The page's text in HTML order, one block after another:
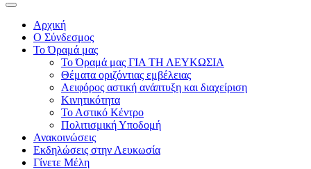
Αρχική
Ο Σύνδεσμος
Το Όραμά μας
Το Όραμά μας ΓΙΑ ΤΗ ΛΕΥΚΩΣΙΑ
Θέματα οριζόντιας εμβέλειας
Αειφόρος αστική ανάπτυξη και διαχείριση
Κινητικότητα
Το Αστικό Κέντρο
Πολιτισμική Υποδομή
Ανακοινώσεις
Εκδηλώσεις στην Λευκωσία
Γίνετε Μέλη